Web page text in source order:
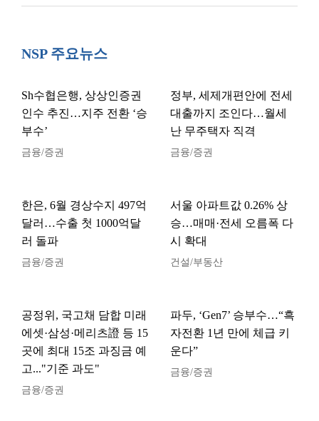
NSP 주요뉴스
Sh수협은행, 상상인증권
인수 추진…지주 전환 ‘승
부수’
금융/증권
정부, 세제개편안에 전세
대출까지 조인다…월세
난 무주택자 직격
금융/증권
한은, 6월 경상수지 497억
달러…수출 첫 1000억달
러 돌파
금융/증권
서울 아파트값 0.26% 상
승…매매·전세 오름폭 다
시 확대
건설/부동산
공정위, 국고채 담합 미래
에셋·삼성·메리츠證 등 15
곳에 최대 15조 과징금 예
고..."기준 과도"
금융/증권
파두, ‘Gen7’ 승부수…“흑
자전환 1년 만에 체급 키
운다”
금융/증권